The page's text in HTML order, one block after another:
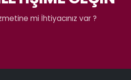
mi İhtiyacınız var ?